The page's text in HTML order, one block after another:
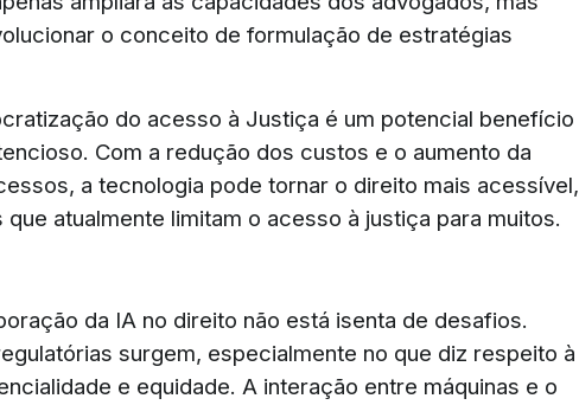
o conceito de formulação de estratégias
do acesso à Justiça é um potencial benefício
Com a redução dos custos e o aumento da
a tecnologia pode tornar o direito mais acessível,
atualmente limitam o acesso à justiça para muitos.
da IA no direito não está isenta de desafios.
surgem, especialmente no que diz respeito à
e equidade. A interação entre máquinas e o